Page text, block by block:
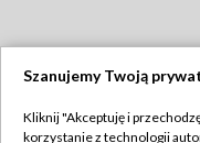
Szanujemy Twoją
Kliknij "Akceptuję i
korzystanie z technologii